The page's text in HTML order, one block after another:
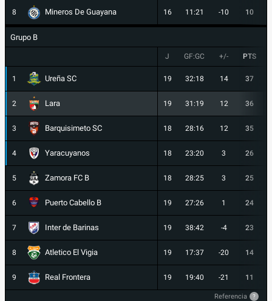
8 Mineros De Guayana 16 11:21 -10 10
Grupo B
J GF:GC +/- PTS
1 Ureña SC 19 32:18 14 37
2 Lara 19 31:19 12 36
3 Barquisimeto SC 18 28:16 12 35
4 Yaracuyanos 18 23:20 3 26
5 Zamora FC B 18 28:25 3 25
6 Puerto Cabello B 19 27:26 1 24
7 Inter de Barinas 19 38:42 -4 23
8 Atletico El Vigia 19 17:37 -20 14
9 Real Frontera 19 19:40 -21 11
Referencia ?